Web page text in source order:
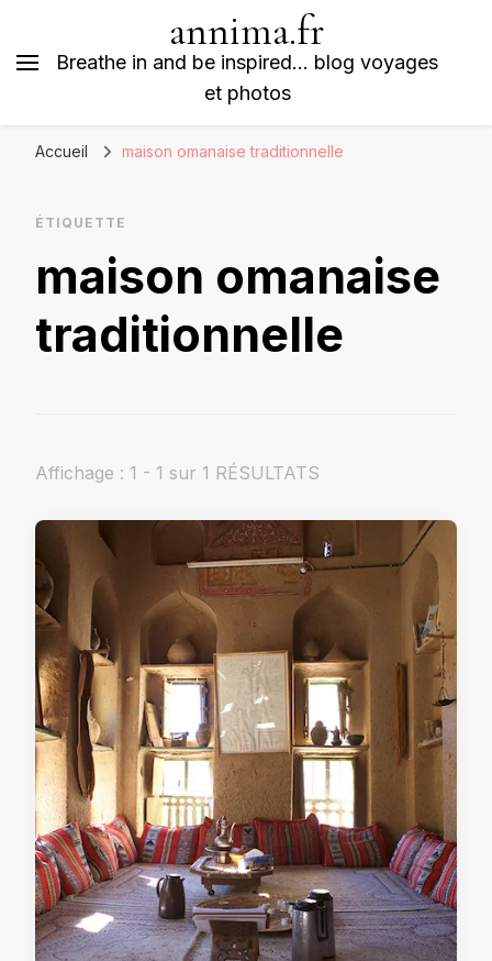
annima.fr
Breathe in and be inspired… blog voyages
et photos
Accueil maison omanaise traditionnelle
ÉTIQUETTE
maison omanaise
traditionnelle
Affichage : 1 - 1 sur 1 RÉSULTATS